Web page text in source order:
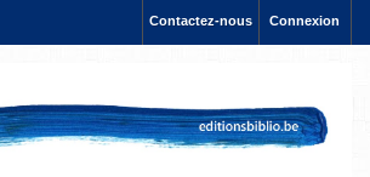
Connexion
Contactez-nous